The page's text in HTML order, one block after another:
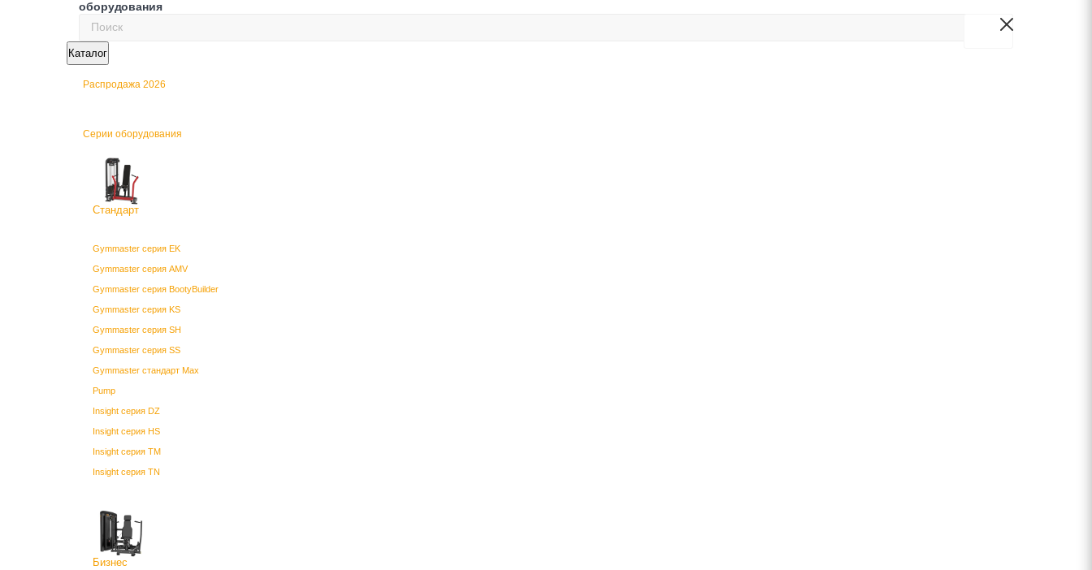
оборудования
Каталог
Распродажа 2026
Серии оборудования
Стандарт
Gymmaster серия EK
Gymmaster серия AMV
Gymmaster серия BootyBuilder
Gymmaster серия KS
Gymmaster серия SH
Gymmaster серия SS
Gymmaster стандарт Max
Pump
Insight серия DZ
Insight серия HS
Insight серия TM
Insight серия TN
Бизнес